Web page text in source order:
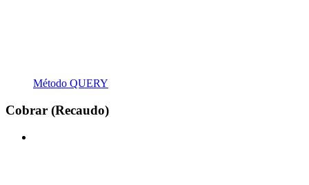
Método QUERY
Cobrar (Recaudo)